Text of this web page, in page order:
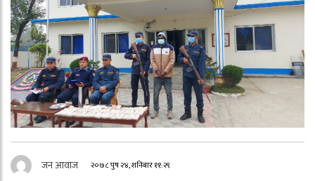
जन आवाज २०७८ पुष २४, शनिबार ११:२९